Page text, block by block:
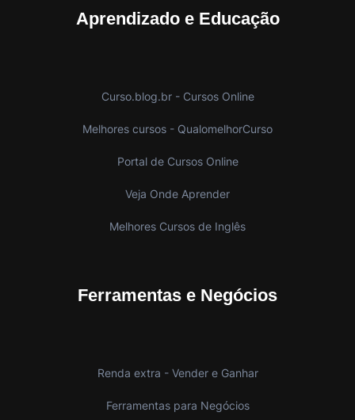
Aprendizado e Educação
Curso.blog.br - Cursos Online
Melhores cursos - QualomelhorCurso
Portal de Cursos Online
Veja Onde Aprender
Melhores Cursos de Inglês
Ferramentas e Negócios
Renda extra - Vender e Ganhar
Ferramentas para Negócios